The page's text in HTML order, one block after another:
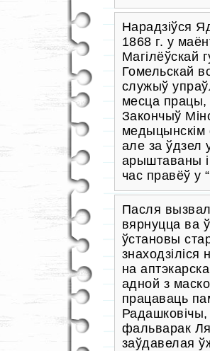
Нарадзіўся
1868 г. у
Магілёўскай
Гомельскай
служыў
месца працы,
Закончыў
медыцынскім
але за ўдзел
арыштаваны
час правёў у
Пасля
вярнуцца ва
ўстановы
знаходзіліся
на
адной з
працаваць
Радашковічы,
фальварак
заўдавелая